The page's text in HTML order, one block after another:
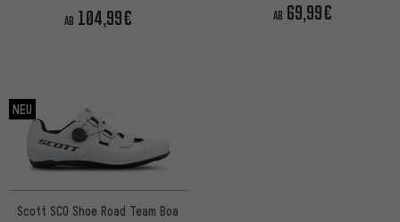
AB 104,99€ AB 69,99€
NEU
Scott SCO Shoe Road Team Boa